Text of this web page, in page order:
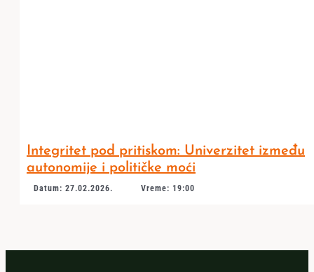
Integritet pod pritiskom: Univerzitet između
autonomije i političke moći
Datum: 27.02.2026. Vreme: 19:00